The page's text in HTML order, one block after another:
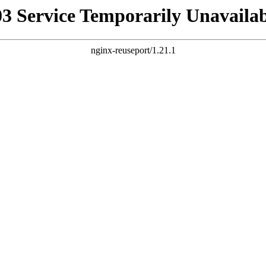
Service Temporarily
nginx-reuseport/1.21.1